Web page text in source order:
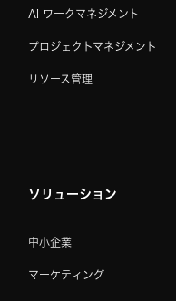
AI ワークマネジメント
プロジェクトマネジメント
リソース管理
ソリューション
中小企業
マーケティング